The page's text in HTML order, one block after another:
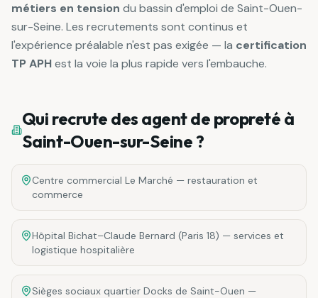
métiers en tension du bassin d'emploi de Saint-Ouen-
sur-Seine. Les recrutements sont continus et
l'expérience préalable n'est pas exigée — la certification
TP APHest la voie la plus rapide vers l'embauche.
Qui recrute des agent de propreté à
Saint-Ouen-sur-Seine?
Centre commercial Le Marché — restauration et
commerce
Hôpital Bichat–Claude Bernard (Paris 18) — services et
logistique hospitalière
Sièges sociaux quartier Docks de Saint-Ouen —